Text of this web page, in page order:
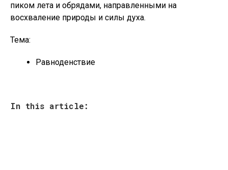
пиком лета и обрядами, направленными на
восхваление природы и силы духа.
Тема:
Равноденствие
In this article: